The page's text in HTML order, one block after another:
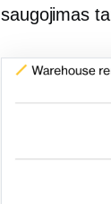
saugojimas